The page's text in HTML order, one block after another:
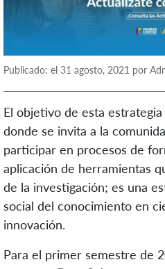
Publicado: el 31 agosto, 2021 por
El objetivo de esta
donde se invita a la
participar en procesos de
aplicación de herramientas
de la investigación; es una
social del conocimiento en
innovación.
Para el primer semestre de